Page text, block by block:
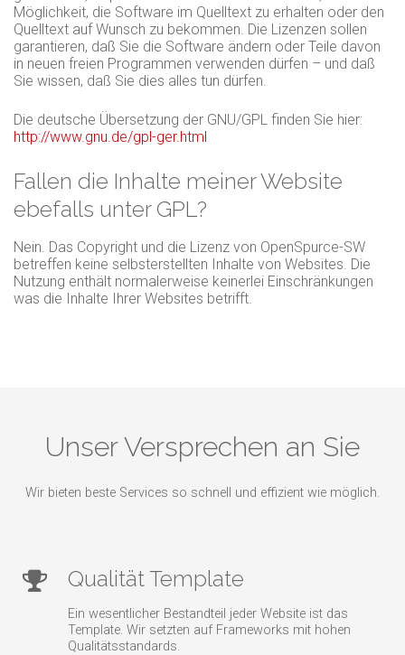
Möglichkeit, die Software im Quelltext zu erhalten oder den
Quelltext auf Wunsch zu bekommen. Die Lizenzen sollen
garantieren, daß Sie die Software ändern oder Teile davon
in neuen freien Programmen verwenden dürfen – und daß
Sie wissen, daß Sie dies alles tun dürfen.
Die deutsche Übersetzung der GNU/GPL finden Sie hier:
http://www.gnu.de/gpl-ger.html
Fallen die Inhalte meiner Website
ebefalls unter GPL?
Nein. Das Copyright und die Lizenz von OpenSpurce-SW
betreffen keine selbsterstellten Inhalte von Websites. Die
Nutzung enthält normalerweise keinerlei Einschränkungen
was die Inhalte Ihrer Websites betrifft.
Unser Versprechen an Sie
Wir bieten beste Services so schnell und effizient wie möglich.
Qualität Template
Ein wesentlicher Bestandteil jeder Website ist das
Template. Wir setzten auf Frameworks mit hohen
Qualitätsstandards.